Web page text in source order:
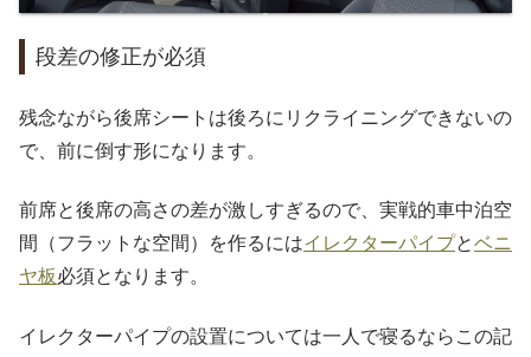
段差の修正が必須
残念ながら後席シートは後ろにリクライニングできないの
で、前に倒す形になります。
前席と後席の高さの差が激しすぎるので、実戦的車中泊空
間（フラットな空間）を作るにはイレクターパイプとベニ
ヤ板必須となります。
イレクターパイプの設置については一人で寝るならこの記